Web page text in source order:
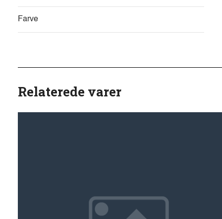
Farve
Relaterede varer